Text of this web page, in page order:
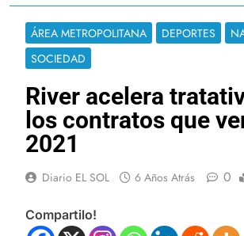
ÁREA METROPOLITANA DEPORTES
SOCIEDAD
River acelera
los contratos que
2021
Diario EL SOL 6 Años Atrás 0
Compartilo!